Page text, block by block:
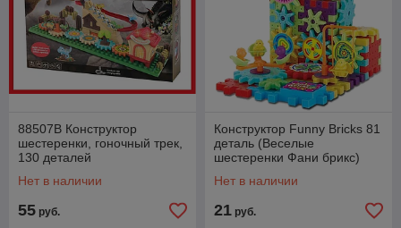
88507B Конструктор
шестеренки, гоночный трек,
130 деталей
Нет в наличии
55 руб.
Конструктор Funny Bricks 81
деталь (Веселые
шестеренки Фани брикс)
Нет в наличии
21 руб.